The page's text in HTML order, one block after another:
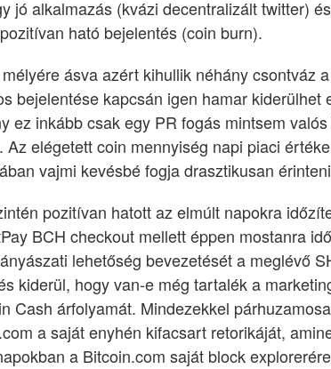
jó alkalmazás (kvázi decentralizált twitter)
ható bejelentés (coin burn).
ásva azért kihullik néhány csontváz
bejelentése kapcsán igen hamar kiderülhet
ez inkább csak egy PR fogás mintsem
Az elégetett coin mennyiség napi piaci
vajmi kevésbé fogja drasztikusan
pozitívan hatott az elmúlt napokra
BCH checkout mellett éppen mostanra
lehetőség bevezetését a meglévő
kiderül, hogy van-e még tartalék a
Cash árfolyamát. Mindezekkel
a saját enyhén kifacsart retorikáját,
a Bitcoin.com saját block